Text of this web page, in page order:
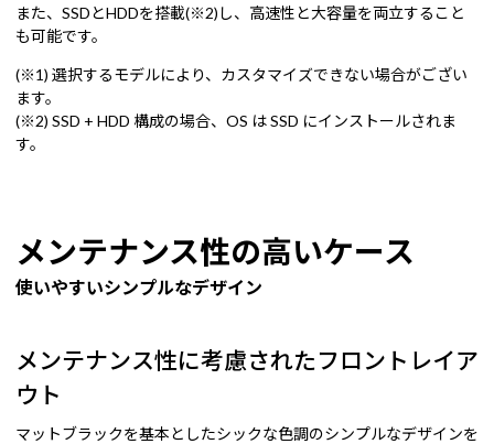
また、SSDとHDDを搭載(※2)し、高速性と大容量を両立すること
も可能です。
(※1) 選択するモデルにより、カスタマイズできない場合がござい
ます。
(※2) SSD + HDD 構成の場合、OS は SSD にインストールされま
す。
メンテナンス性の高いケース
使いやすいシンプルなデザイン
メンテナンス性に考慮されたフロントレイア
ウト
マットブラックを基本としたシックな色調のシンプルなデザインを